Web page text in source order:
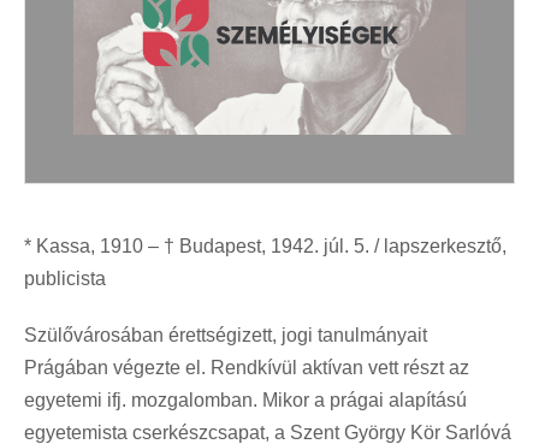
* Kassa, 1910 – † Budapest, 1942. júl. 5. / lapszerkesztő,
publicista
Szülővárosában érettségizett, jogi tanulmányait
Prágában végezte el. Rendkívül aktívan vett részt az
egyetemi ifj. mozgalomban. Mikor a prágai alapítású
egyetemista cserkészcsapat, a Szent György Kör Sarlóvá